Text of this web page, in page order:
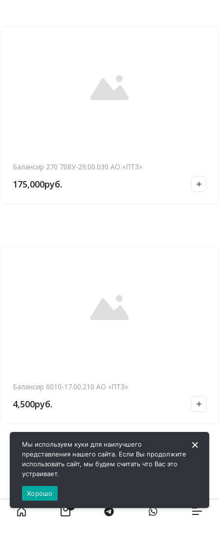
Балансир 270 708У-29.00.030 АО «ПТЗ»
175,000руб.
Балансир 6010-17.00.210 АО «ПТЗ»
4,500руб.
Мы используем куки для наилучшего
представления нашего сайта. Если Вы продолжите
использовать сайт, мы будем считать что Вас это
устраивает.
Хорошо